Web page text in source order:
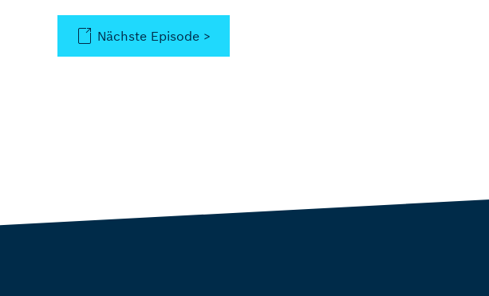
Nächste Episode >